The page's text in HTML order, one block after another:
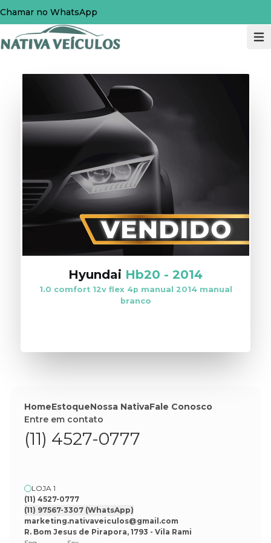
Chamar no WhatsApp
Hyundai Hb20 - 2014
1.0 comfort 12v flex 4p manual 2014 manual
branco
HomeEstoqueNossa NativaFale Conosco
Entre em contato
(11) 4527-0777
LOJA 1
(11) 4527-0777
(11) 97567-3307 (WhatsApp)
marketing.nativaveiculos@gmail.com
R. Bom Jesus de Pirapora, 1793 - Vila Rami